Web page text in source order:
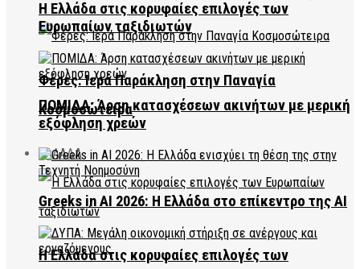
Φέρες: Ιερά Παράκληση στην Παναγία
Κοσμοσώτειρα
ΕΛΛΑΔΑ
Η Ελλάδα στις κορυφαίες επιλογές των
Η Ελλάδα στις κορυφαίες επιλογές των
Ευρωπαίων ταξιδιωτών
ΠΟΜΙΔΑ: Άρση κατασχέσεων ακινήτων με μερική
εξόφληση χρεών
Greeks in AI 2026: Η Ελλάδα στο επίκεντρο της AI